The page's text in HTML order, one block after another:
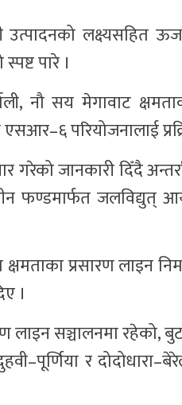
लक्ष्यसहित ऊर्जा
पारे ।
नौ सय मेगावाट
परियोजनालाई
जानकारी दिँदै
फण्डमार्फत जलविद्युत्
प्रसारण लाइन
।
सञ्चालनमा रहेको,
र